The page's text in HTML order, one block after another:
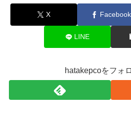
X Facebook
LINE
hatakepcoをフォ